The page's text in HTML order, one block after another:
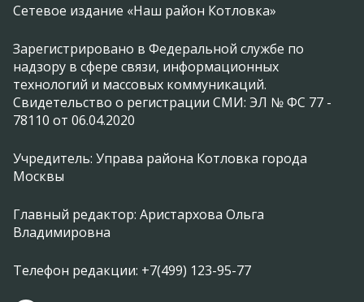
Сетевое издание «Наш район Котловка»
Зарегистрировано в Федеральной службе по
надзору в сфере связи, информационных
технологий и массовых коммуникаций.
Свидетельство о регистрации СМИ: ЭЛ № ФС 77 -
78110 от 06.04.2020
Учредитель: Управа района Котловка города
Москвы
Главный редактор: Аристархова Ольга
Владимировна
Телефон редакции: +7(499) 123-95-77